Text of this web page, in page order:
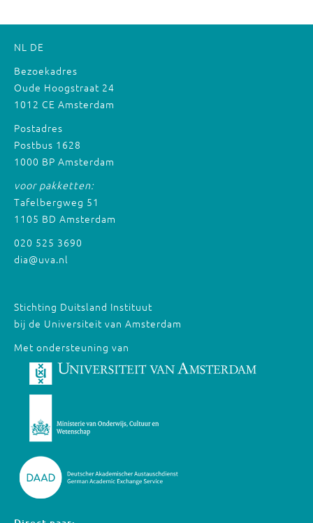
NL DE
Bezoekadres
Oude Hoogstraat 24
1012 CE Amsterdam
Postadres
Postbus 1628
1000 BP Amsterdam
voor pakketten:
Tafelbergweg 51
1105 BD Amsterdam
020 525 3690
dia@uva.nl
Stichting Duitsland Instituut
bij de Universiteit van Amsterdam
Met ondersteuning van